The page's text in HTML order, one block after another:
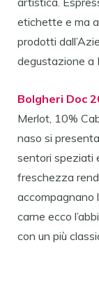
etichette e ma
prodotti
degustazione a
Bolgheri Doc
Merlot, 10%
naso si
sentori speziati
freschezza
accompagnano
carne ecco
con un più